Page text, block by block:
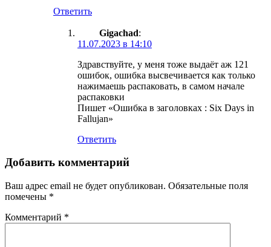
Ответить
Gigachad:
11.07.2023 в 14:10
Здравствуйте, у меня тоже выдаёт аж 121
ошибок, ошибка высвечивается как только
нажимаешь распаковать, в самом начале
распаковки
Пишет «Ошибка в заголовках : Six Days in
Fallujan»
Ответить
Добавить комментарий
Ваш адрес email не будет опубликован. Обязательные поля
помечены *
Комментарий *